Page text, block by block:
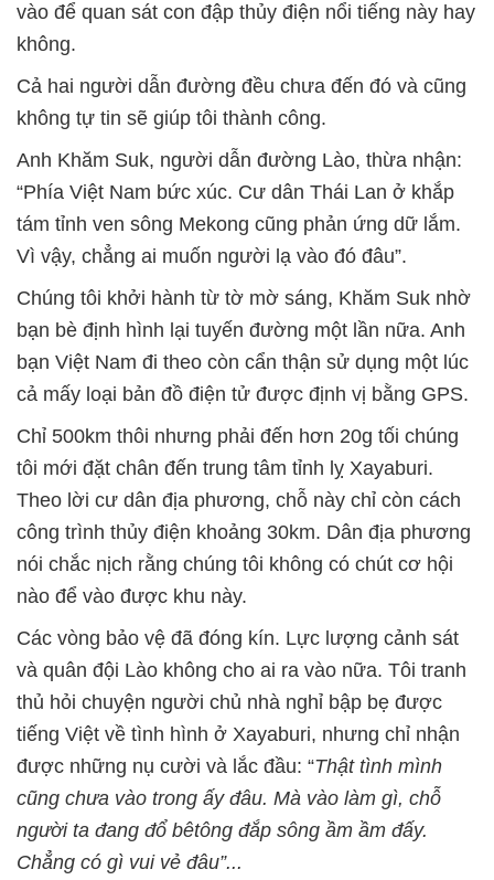
vào để quan sát con đập thủy điện nổi tiếng này hay
không.
Cả hai người dẫn đường đều chưa đến đó và cũng
không tự tin sẽ giúp tôi thành công.
Anh Khăm Suk, người dẫn đường Lào, thừa nhận:
“Phía Việt Nam bức xúc. Cư dân Thái Lan ở khắp
tám tỉnh ven sông Mekong cũng phản ứng dữ lắm.
Vì vậy, chẳng ai muốn người lạ vào đó đâu”.
Chúng tôi khởi hành từ tờ mờ sáng, Khăm Suk nhờ
bạn bè định hình lại tuyến đường một lần nữa. Anh
bạn Việt Nam đi theo còn cẩn thận sử dụng một lúc
cả mấy loại bản đồ điện tử được định vị bằng GPS.
Chỉ 500km thôi nhưng phải đến hơn 20g tối chúng
tôi mới đặt chân đến trung tâm tỉnh lỵ Xayaburi.
Theo lời cư dân địa phương, chỗ này chỉ còn cách
công trình thủy điện khoảng 30km. Dân địa phương
nói chắc nịch rằng chúng tôi không có chút cơ hội
nào để vào được khu này.
Các vòng bảo vệ đã đóng kín. Lực lượng cảnh sát
và quân đội Lào không cho ai ra vào nữa. Tôi tranh
thủ hỏi chuyện người chủ nhà nghỉ bập bẹ được
tiếng Việt về tình hình ở Xayaburi, nhưng chỉ nhận
được những nụ cười và lắc đầu: “Thật tình mình
cũng chưa vào trong ấy đâu. Mà vào làm gì, chỗ
người ta đang đổ bêtông đắp sông ầm ầm đấy.
Chẳng có gì vui vẻ đâu”...